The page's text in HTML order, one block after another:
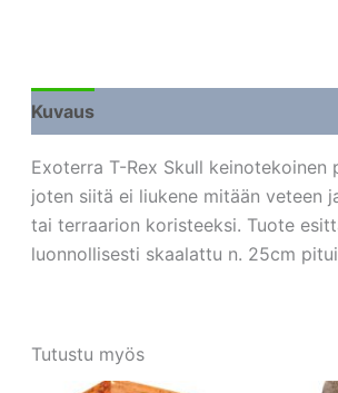
Kuvaus
Exoterra T-Rex Skull
joten siitä ei liukene mitään veteen
tai terraarion koristeeksi. Tuote
luonnollisesti skaalattu n. 25cm
Tutustu myös